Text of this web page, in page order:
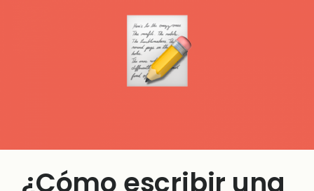
¿Cómo escribir una